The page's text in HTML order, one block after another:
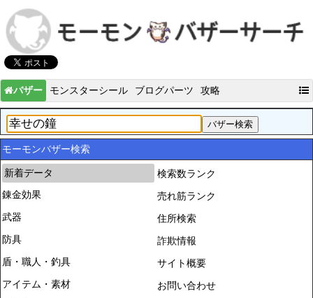
バザー モンスターシール ブログパーツ 攻略
モーモンバザー検索
新着データ
錬金効果
武器
防具
盾・職人・釣具
アイテム・素材
検索数ランク
売れ筋ランク
住所検索
詐欺情報
サイト概要
お問い合わせ